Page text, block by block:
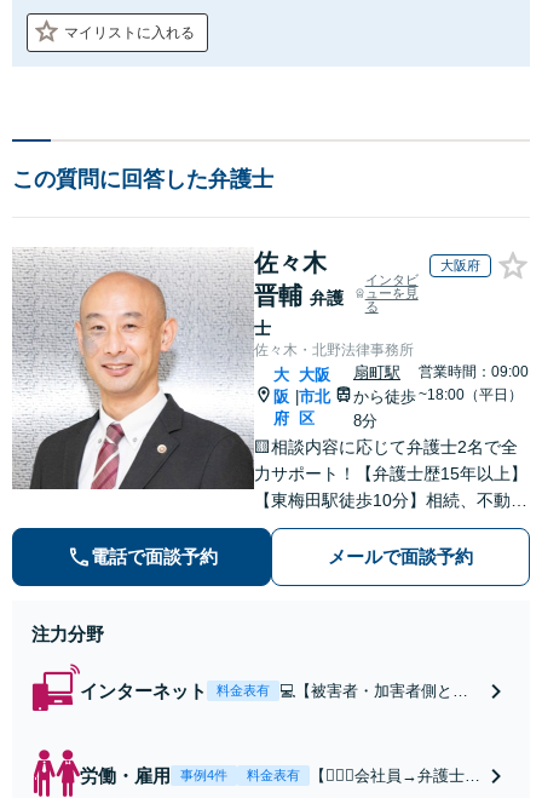
マイリストに入れる
この質問に回答した弁護士
佐々木
晋輔 弁護
士
インタビ
ューを見
る
大阪府
佐々木・北野法律事務所
大
阪
府
大阪
市北
区
扇町駅
から徒歩
8分
営業時間：09:00
~18:00（平日）
🟨相談内容に応じて弁護士2名で全
力サポート！【弁護士歴15年以上】
【東梅田駅徒歩10分】相続、不動
産、売掛金の回収など多数の実績あ
り◎誠実＆丁寧なサポートを心がけ
ます。個人、法人問わずお気軽にご
電話で面談予約 メールで面談予約
注力分野
インターネット 料金表有
💻【被害者・加害者側とも
名誉毀損・発信者情報開示
などネットトラブル対応し
労働・雇用 事例4件 料金表有
【👷🏻‍♂️会社員→弁護士